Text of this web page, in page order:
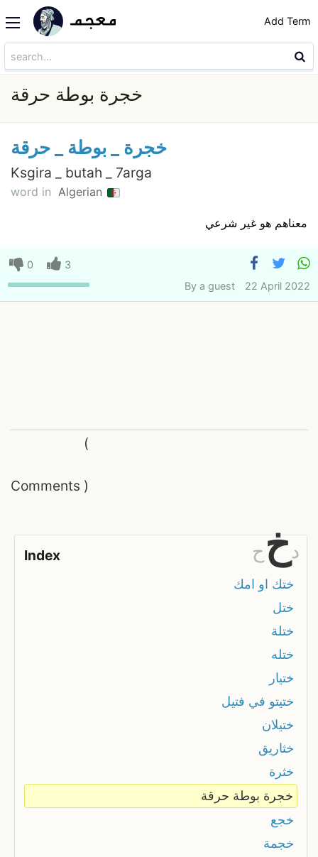
Add Term
خجرة بوطة حرقة
خجرة _ بوطة _ حرقة
Ksgira _ butah _ 7arga
word in Algerian
معناهم هو غير شرعي
0
3
By a guest 22 April 2022
Comments
(
)
Index ح خد
ختك او امك
ختل
ختلة
ختله
ختيار
ختيتو في فتيل
ختيلان
خثاريق
خثرة
خجرة بوطة حرقة
خجع
خجمة